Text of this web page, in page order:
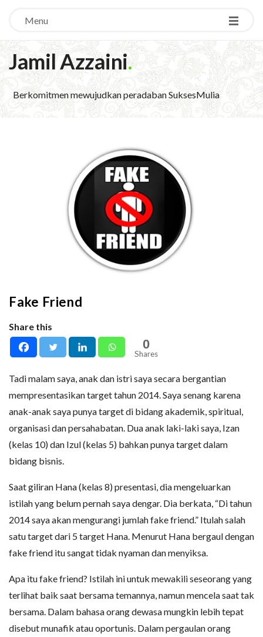
Menu
Jamil Azzaini.
Berkomitmen mewujudkan peradaban SuksesMulia
Fake Friend
Share this
0
Shares
Tadi malam saya, anak dan istri saya secara bergantian
mempresentasikan target tahun 2014. Saya senang karena
anak-anak saya punya target di bidang akademik, spiritual,
organisasi dan persahabatan. Dua anak laki-laki saya, Izan
(kelas 10) dan Izul (kelas 5) bahkan punya target dalam
bidang bisnis.
Saat giliran Hana (kelas 8) presentasi, dia mengeluarkan
istilah yang belum pernah saya dengar. Dia berkata, “Di tahun
2014 saya akan mengurangi jumlah fake friend.” Itulah salah
satu target dari 5 target Hana. Menurut Hana bergaul dengan
fake friend itu sangat tidak nyaman dan menyiksa.
Apa itu fake friend? Istilah ini untuk mewakili seseorang yang
terlihat baik saat bersama temannya, namun mencela saat tak
bersama. Dalam bahasa orang dewasa mungkin lebih tepat
disebut munafik atau oportunis. Dalam pergaulan orang